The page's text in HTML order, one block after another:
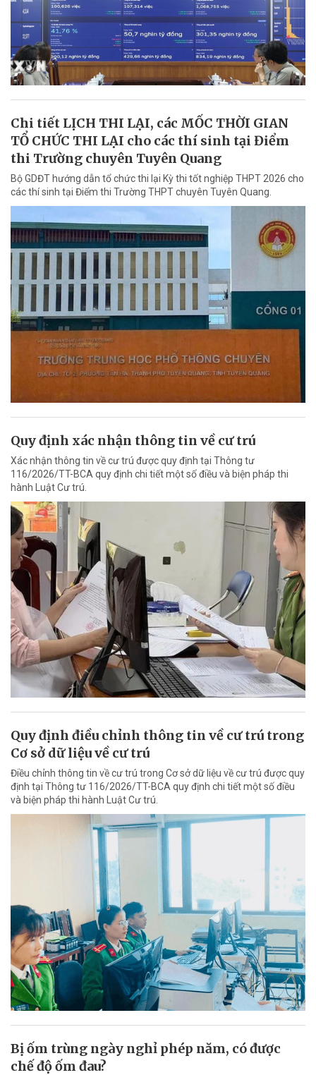
Chi tiết LỊCH THI LẠI, các MỐC THỜI GIAN
TỔ CHỨC THI LẠI cho các thí sinh tại Điểm
thi Trường chuyên Tuyên Quang
Bộ GDĐT hướng dẫn tổ chức thi lại Kỳ thi tốt nghiệp THPT 2026 cho
các thí sinh tại Điểm thi Trường THPT chuyên Tuyên Quang.
Quy định xác nhận thông tin về cư trú
Xác nhận thông tin về cư trú được quy định tại Thông tư
116/2026/TT-BCA quy định chi tiết một số điều và biện pháp thi
hành Luật Cư trú.
Quy định điều chỉnh thông tin về cư trú trong
Cơ sở dữ liệu về cư trú
Điều chỉnh thông tin về cư trú trong Cơ sở dữ liệu về cư trú được quy
định tại Thông tư 116/2026/TT-BCA quy định chi tiết một số điều
và biện pháp thi hành Luật Cư trú.
Bị ốm trùng ngày nghỉ phép năm, có được
chế độ ốm đau?